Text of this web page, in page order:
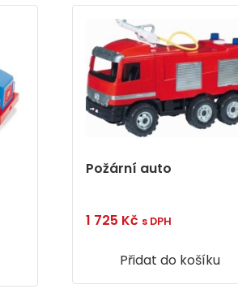
Požární auto
1 725 Kč s DPH
Přidat do košíku